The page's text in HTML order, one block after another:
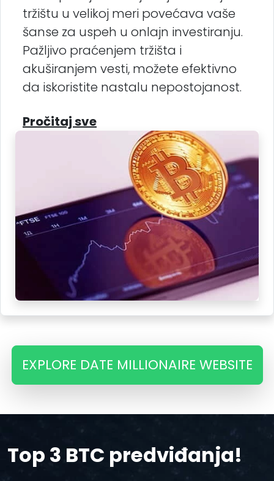
tržištu u velikoj meri povećava vaše
šanse za uspeh u onlajn investiranju.
Pažljivo praćenjem tržišta i
akuširanjem vesti, možete efektivno
da iskoristite nastalu nepostojanost.
Pročitaj sve
EXPLORE DATE MILLIONAIRE WEBSITE
Top 3 BTC predviđanja!